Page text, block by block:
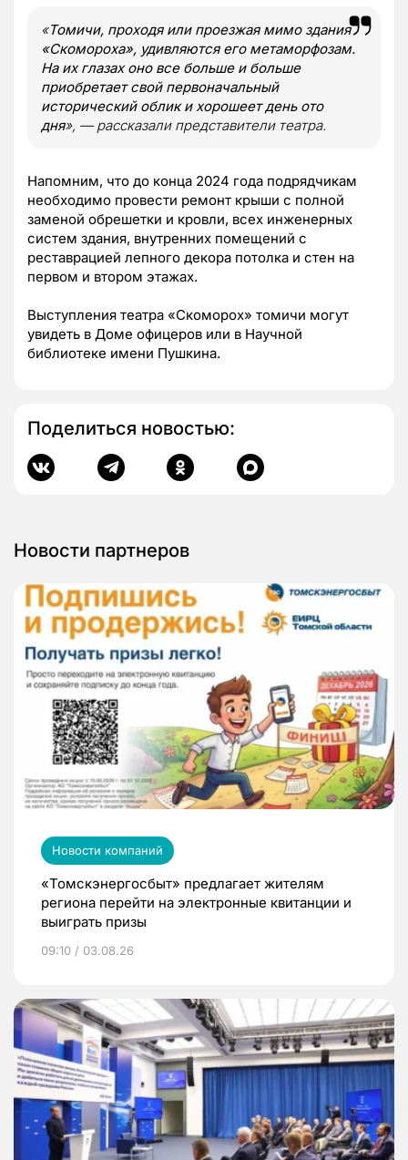
«Томичи, проходя или проезжая мимо здания
«Скомороха», удивляются его метаморфозам.
На их глазах оно все больше и больше
приобретает свой первоначальный
исторический облик и хорошеет день ото
дня», — рассказали представители театра.
Напомним, что до конца 2024 года подрядчикам
необходимо провести ремонт крыши с полной
заменой обрешетки и кровли, всех инженерных
систем здания, внутренних помещений с
реставрацией лепного декора потолка и стен на
первом и втором этажах.
Выступления театра «Скоморох» томичи могут
увидеть в Доме офицеров или в Научной
библиотеке имени Пушкина.
Поделиться новостью:
Новости партнеров
Новости компаний
«Томскэнергосбыт» предлагает жителям
региона перейти на электронные квитанции и
выиграть призы
09:10 / 03.08.26